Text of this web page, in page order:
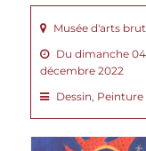
Musée d'arts
Du dimanche
décembre 2022
Dessin, Peinture